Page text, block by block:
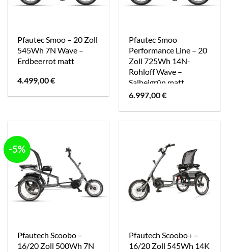
Pfautec Smoo – 20 Zoll
545Wh 7N Wave –
Erdbeerrot matt
4.499,00€
Pfautec Smoo
Performance Line – 20
Zoll 725Wh 14N-
Rohloff Wave –
Salbeigrün matt
6.997,00€
-5%
Pfautech Scoobo –
16/20 Zoll 500Wh 7N
Pfautech Scoobo+ –
16/20 Zoll 545Wh 14K